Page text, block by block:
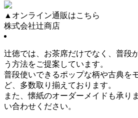
▲オンライン通販はこちら
株式会社辻商店
辻徳では、お茶席だけでなく、普段
う方法をご提案しています。
普段使いできるポップな柄や古典を
ど、多数取り揃えております。
また、懐紙のオーダーメイドも承り
い合わせください。